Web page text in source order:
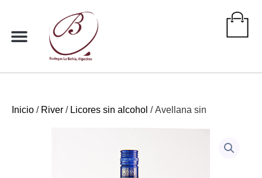
contenido
Inicio / River / Licores sin alcohol / Avellana sin